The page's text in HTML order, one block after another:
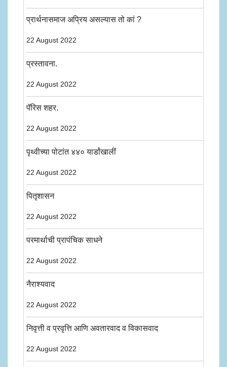
प्रार्थनासमाज अप्रिय असल्यास तो कां ?
22 August 2022
प्रस्तावना.
22 August 2022
पॅरिस शहर.
22 August 2022
पृथ्वीच्या पोटांत ४४० यार्डांखालीं
22 August 2022
पितृशासन
22 August 2022
परमार्थाची प्रापंचिक साधने
22 August 2022
नैराश्यवाद
22 August 2022
निवृत्ती व प्रवृत्ति आणि अवतारवाद व विकासवाद
22 August 2022